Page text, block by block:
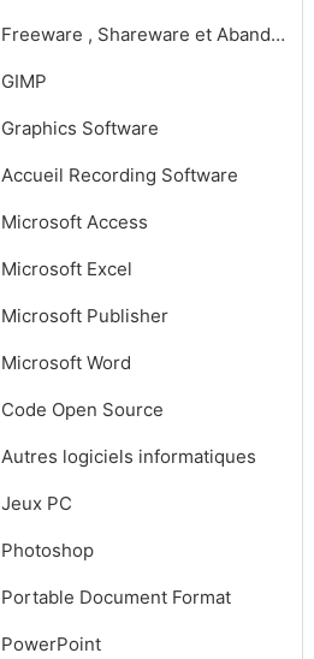
Freeware , Shareware et Abandonware
GIMP
Graphics Software
Accueil Recording Software
Microsoft Access
Microsoft Excel
Microsoft Publisher
Microsoft Word
Code Open Source
Autres logiciels informatiques
Jeux PC
Photoshop
Portable Document Format
PowerPoint